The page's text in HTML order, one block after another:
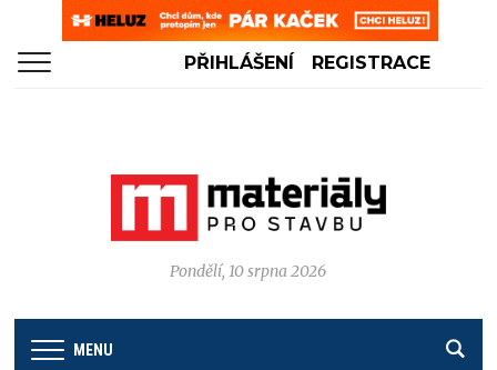
PŘIHLÁŠENÍ REGISTRACE
Pondělí, 10 srpna 2026
MENU